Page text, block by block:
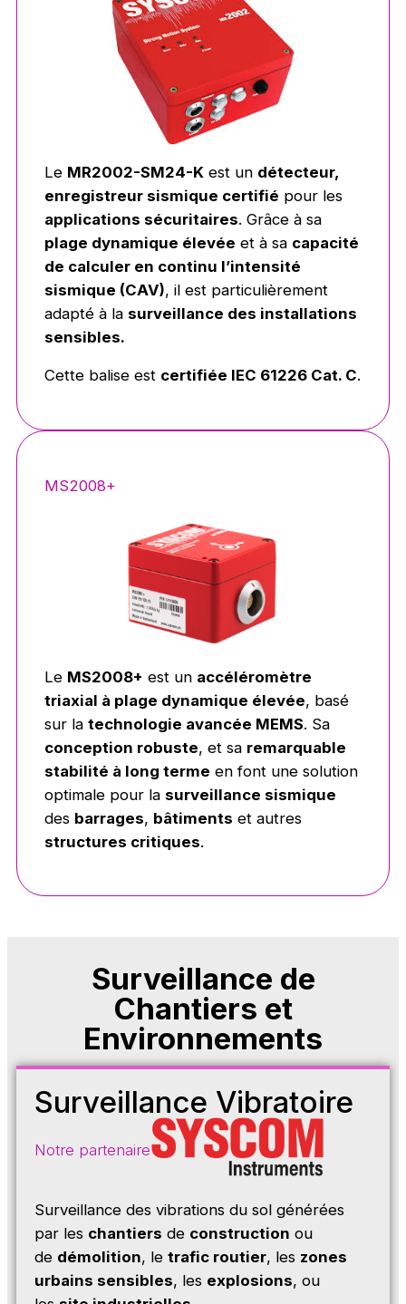
Le MR2002-SM24-K est un détecteur,
enregistreur sismique certifié pour les
applications sécuritaires. Grâce à sa
plage dynamique élevée et à sa capacité
de calculer en continu l’intensité
sismique (CAV), il est particulièrement
adapté à la surveillance des installations
sensibles.
Cette balise est certifiée IEC 61226 Cat. C.
MS2008+
Le MS2008+ est un accéléromètre
triaxial à plage dynamique élevée, basé
sur la technologie avancée MEMS. Sa
conception robuste, et sa remarquable
stabilité à long terme en font une solution
optimale pour la surveillance sismique
des barrages, bâtiments et autres
structures critiques.
Surveillance de
Chantiers et
Environnements
Surveillance Vibratoire
Notre partenaire
Surveillance des vibrations du sol générées
par les chantiers de construction ou
de démolition, le trafic routier, les zones
urbains sensibles, les explosions, ou